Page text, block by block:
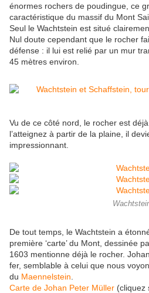
énormes rochers de poudingue, ce
caractéristique du massif du Mont
Seul le Wachtstein est situé
Nul doute cependant que le rocher
défense : il lui est relié par un mur
45 mètres environ.
Vu de ce côté nord, le rocher est
l’atteignez à partir de la plaine, il
impressionnant.
De tout temps, le Wachtstein a
première ‘carte’ du Mont, dessinée
1603 mentionne déjà le rocher.
fer, semblable à celui que nous
du Maennelstein
Carte de Johan Peter Müller (cliquez